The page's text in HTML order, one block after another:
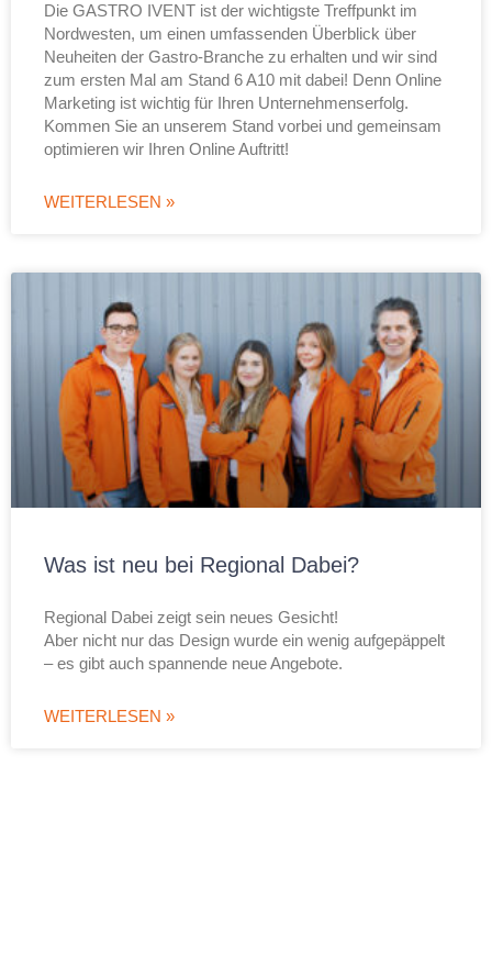
Die GASTRO IVENT ist der wichtigste Treffpunkt im
Nordwesten, um einen umfassenden Überblick über
Neuheiten der Gastro-Branche zu erhalten und wir sind
zum ersten Mal am Stand 6 A10 mit dabei! Denn Online
Marketing ist wichtig für Ihren Unternehmenserfolg.
Kommen Sie an unserem Stand vorbei und gemeinsam
optimieren wir Ihren Online Auftritt!
WEITERLESEN »
Was ist neu bei Regional Dabei?
Regional Dabei zeigt sein neues Gesicht!
Aber nicht nur das Design wurde ein wenig aufgepäppelt
– es gibt auch spannende neue Angebote.
WEITERLESEN »